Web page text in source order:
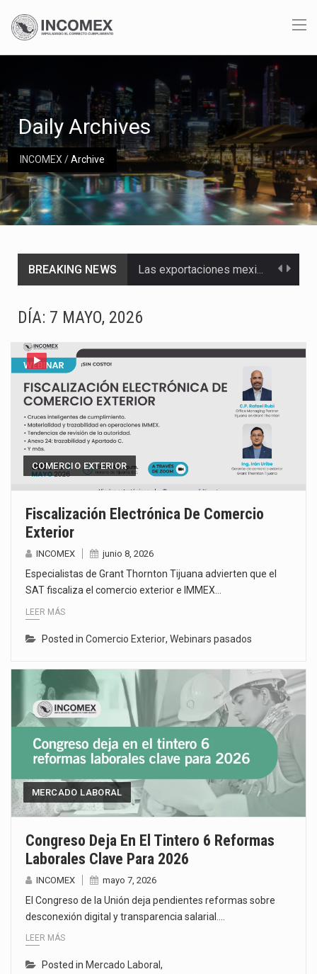
INCOMEX/Archive
Daily Archives
BREAKING NEWS Las exportaciones mexicanas de vehículos ligeros disminuyeron 9.67 % en julio a tasa anual, alcanzando…
Solo el 17.8 % de las empresas en México se considera totalmente preparada para la…
Ante la suspensión temporal de las inspecciones sanitarias del Departamento de Agricultura de Estados Unidos…
Los créditos fiscales determinados a empresas IMMEX rara vez nacen de una interpretación equivocada de…
La industria automotriz mexicana concentra más de la mitad de las quejas bajo el Mecanismo…
DÍA: 7 MAYO, 2026
COMERCIO EXTERIOR
Fiscalización Electrónica De Comercio
Exterior
INCOMEX junio 8, 2026
Especialistas de Grant Thornton Tijuana advierten que el
SAT fiscaliza el comercio exterior e IMMEX…
LEER MÁS
Posted in Comercio Exterior, Webinars pasados
MERCADO LABORAL
Congreso Deja En El Tintero 6 Reformas
Laborales Clave Para 2026
INCOMEX mayo 7, 2026
El Congreso de la Unión deja pendientes reformas sobre
desconexión digital y transparencia salarial.…
LEER MÁS
Posted in Mercado Laboral ,